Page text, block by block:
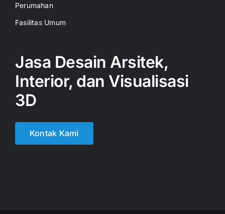
Perumahan
Fasilitas Umum
Jasa Desain Arsitek,
Interior, dan Visualisasi
3D
Kontak Kami